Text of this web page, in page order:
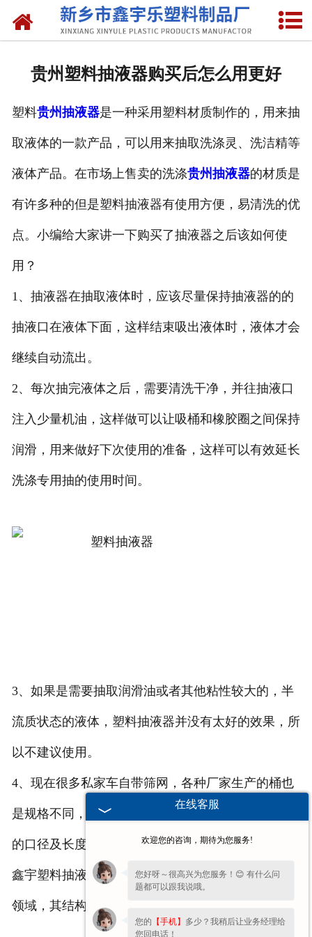
网站首页
联系我们
贵州塑料抽液器购买后怎么用更好
塑料贵州抽液器是一种采用塑料材质制作的，用来抽
取液体的一款产品，可以用来抽取洗涤灵、洗洁精等
液体产品。在市场上售卖的洗涤贵州抽液器的材质是
有许多种的但是塑料抽液器有使用方便，易清洗的优
点。小编给大家讲一下购买了抽液器之后该如何使
用？
1、抽液器在抽取液体时，应该尽量保持抽液器的的
抽液口在液体下面，这样结束吸出液体时，液体才会
继续自动流出。
2、每次抽完液体之后，需要清洗干净，并往抽液口
注入少量机油，这样做可以让吸桶和橡胶圈之间保持
润滑，用来做好下次使用的准备，这样可以有效延长
洗涤专用抽的使用时间。
3、如果是需要抽取润滑油或者其他粘性较大的，半
流质状态的液体，塑料抽液器并没有太好的效果，所
以不建议使用。
4、现在很多私家车自带筛网，各种厂家生产的桶也
是规格不同，请在购买抽液器前，量好需要抽取液体
的口径及长度，避免购买的抽液器无法使用。
鑫宇塑料抽液器广泛适用于机械行业、化工液体流通
领域，其结构简单，使用方便。
在线客服
欢迎您的咨询，期待为您服务!
您好呀～很高兴为您服务！😊 有什么问
题都可以跟我说哦。
您的 【手机】 多少？我稍后让业务经理给
您回电话！